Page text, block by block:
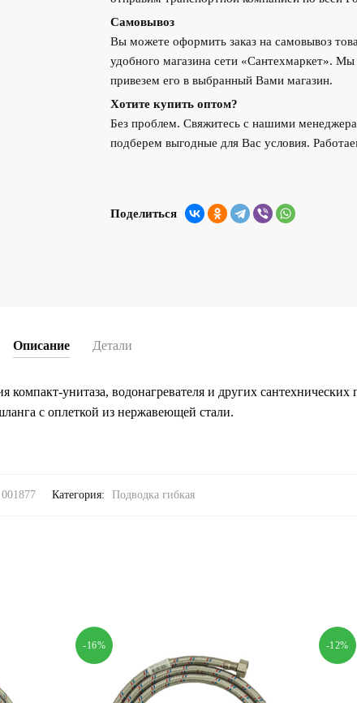
Самовывоз
Вы можете оформить заказ на самовывоз
удобного магазина сети «Сантехмаркет». Мы
привезем его в выбранный Вами магазин.
Хотите купить оптом?
Без проблем. Свяжитесь с нашими
подберем выгодные для Вас условия.
Поделиться
Описание Детали
компакт-унитаза, водонагревателя и других сантехнических
с оплеткой из нержавеющей стали.
001877 Категория: Подводка гибкая
-16% -12%